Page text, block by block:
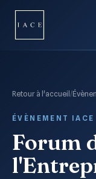
Retour à l'accueil /
ÉVÈNEMENT IACE
Forum